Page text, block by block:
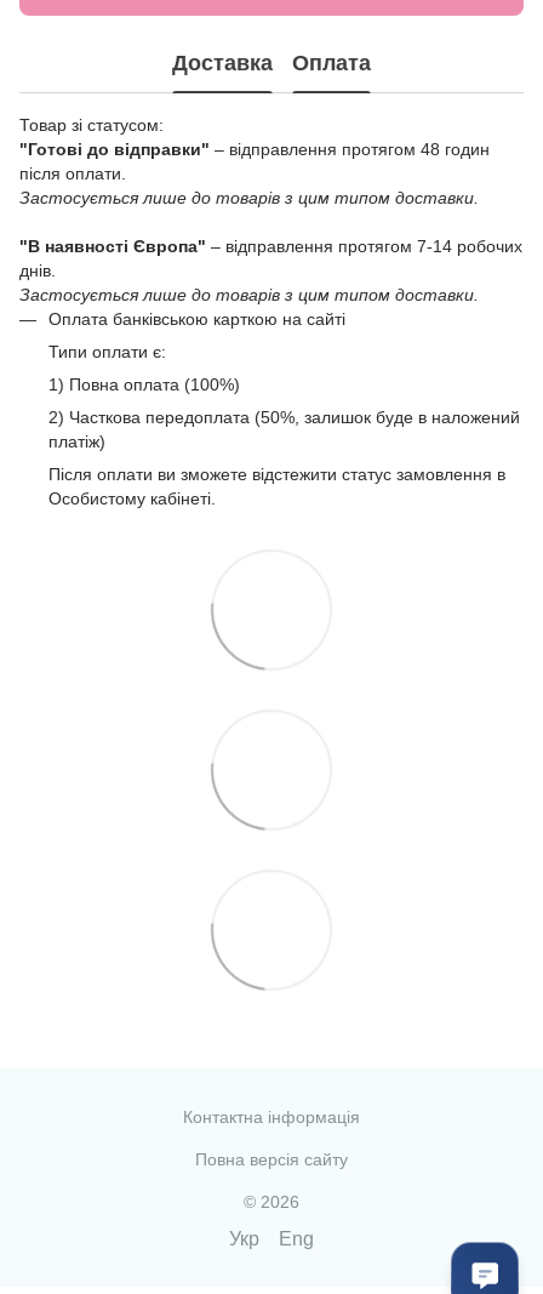
Доставка Оплата
Товар зі статусом:
"Готові до відправки" – відправлення протягом 48 годин
після оплати.
Застосується лише до товарів з цим типом доставки.
"В наявності Європа" – відправлення протягом 7-14 робочих
днів.
Застосується лише до товарів з цим типом доставки.
Оплата банківською карткою на сайті
Типи оплати є:
1) Повна оплата (100%)
2) Часткова передоплата (50%, залишок буде в наложений
платіж)
Після оплати ви зможете відстежити статус замовлення в
Особистому кабінеті.
Контактна інформація
Повна версія сайту
© 2026
Укр Eng